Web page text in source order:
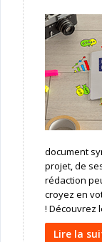
document
projet, de
rédaction
croyez en
! Découvrez
Lire la